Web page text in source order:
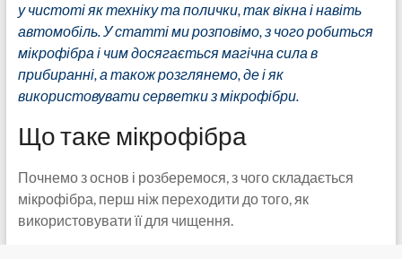
у чистоті як техніку та полички, так вікна і навіть
автомобіль. У статті ми розповімо, з чого робиться
мікрофібра і чим досягається магічна сила в
прибиранні, а також розглянемо, де і як
використовувати серветки з мікрофібри.
Що таке мікрофібра
Почнемо з основ і розберемося, з чого складається
мікрофібра, перш ніж переходити до того, як
використовувати її для чищення.